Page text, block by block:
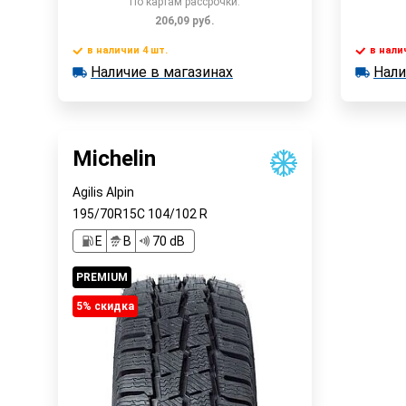
206,09 руб.
Быстрый заказ
в наличии 4 шт.
в наличии 4 шт.
Наличие в магазинах в
в
Michelin
Agilis Alpin
195/70R15C 104/102 R
E
В 70 dB
PREMIUM
5% cкидка